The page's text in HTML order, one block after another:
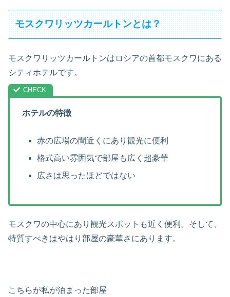
モスクワリッツカールトンとは？
モスクワリッツカールトンはロシアの首都モスクワにある
シティホテルです。
ホテルの特徴
赤の広場の間近くにあり観光に便利
格式高い雰囲気で部屋も広く超豪華
広さは思ったほどではない
モスクワの中心にあり観光スポットも近く便利。そして、
特質すべきはやはり部屋の豪華さにあります。
こちらが私が泊まった部屋